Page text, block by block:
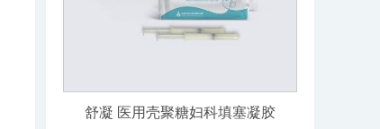
舒凝 医用壳聚糖妇科填塞凝胶